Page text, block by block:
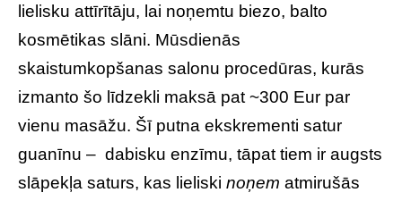
lielisku attīrītāju, lai noņemtu biezo, balto
kosmētikas slāni. Mūsdienās
skaistumkopšanas salonu procedūras, kurās
izmanto šo līdzekli maksā pat ~300 Eur par
vienu masāžu. Šī putna ekskrementi satur
guanīnu – dabisku enzīmu, tāpat tiem ir augsts
slāpekļa saturs, kas lieliski noņem atmirušās